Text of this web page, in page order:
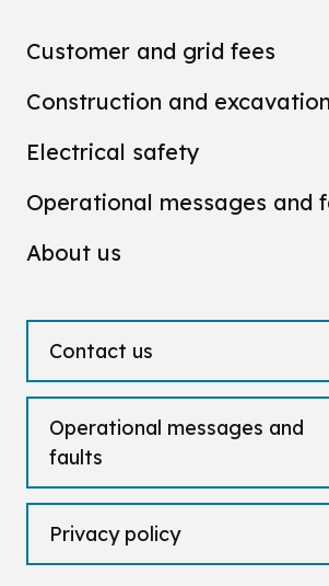
Customer and grid fees
Construction and excavation
Electrical safety
Operational messages and
About us
Contact us
Operational messages and
faults
Privacy policy